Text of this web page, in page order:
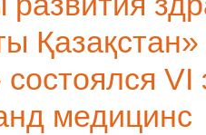
медицинс